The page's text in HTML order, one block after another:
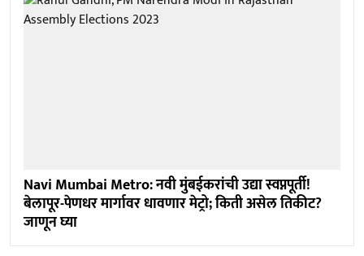
Navi Mumbai Metro: नवी मुंबईकरांची उद्या स्वप्नपूर्ती!
बेलापूर-पेणधर मार्गावर धावणार मेट्रो; किती असेल तिकीट?
जाणून घ्या